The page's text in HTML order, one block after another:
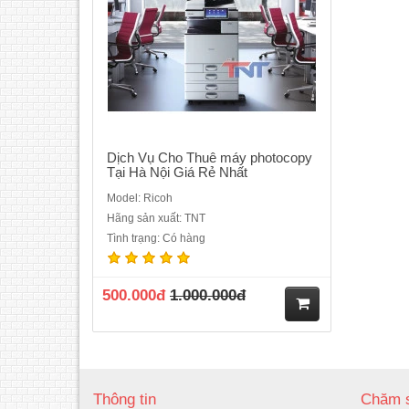
ng
Dịch Vụ Cho Thuê máy photocopy
Tại Hà Nội Giá Rẻ Nhất
Model: Ricoh
Hãng sản xuất: TNT
Tình trạng: Có hàng
500.000đ 1.000.000đ
Thông tin Chăm